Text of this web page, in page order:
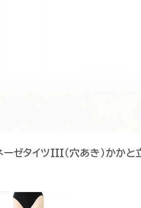
ゼタイツIII（穴あき）かかと